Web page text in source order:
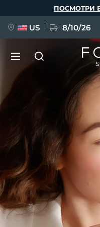
ПОСМОТРИ
US 8/10/26
FAQ™ Pure
BREAKING NEWS
issa™ Teeth
Язык
English
Français
Polski
Türkçe
简体